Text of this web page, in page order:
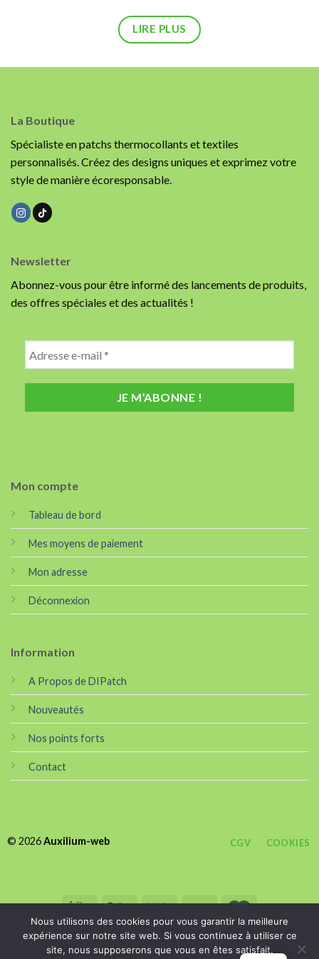
LIRE PLUS
La Boutique
Spécialiste en patchs thermocollants et textiles
personnalisés. Créez des designs uniques et exprimez votre
style de manière écoresponsable.
Mon compte
Tableau de bord
Mes moyens de paiement
Mon adresse
Déconnexion
Information
A Propos de DIPatch
Nouveautés
Nos points forts
Contact
Newsletter
Abonnez-vous pour être informé des lancements de produits,
des offres spéciales et des actualités !
© 2026Auxilium-web CGV COOKIES
Nous utilisons des cookies pour vous garantir la meilleure
expérience sur notre site web. Si vous continuez à utiliser ce
site, nous supposerons que vous en êtes satisfait.